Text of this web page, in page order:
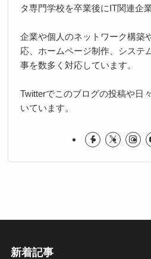
タ専門学校を卒業後にIT関連企
企業や個人のネットワーク構築
応、ホームページ制作、システ
事を数多く対応しています。
Twitterでこのブログの投稿や日
いています。
新着記事